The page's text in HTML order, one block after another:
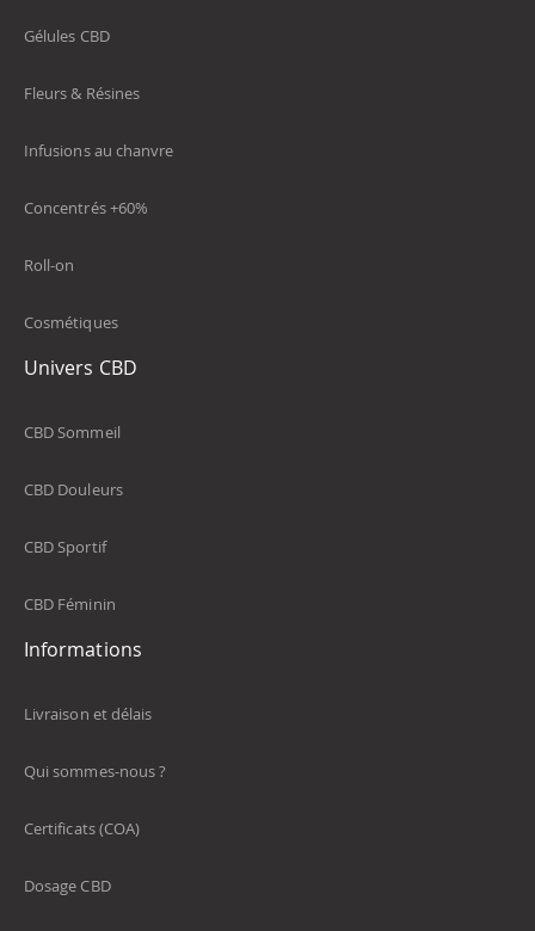
Gélules CBD
Fleurs & Résines
Infusions au chanvre
Concentrés +60%
Roll-on
Cosmétiques
Univers CBD
CBD Sommeil
CBD Douleurs
CBD Sportif
CBD Féminin
Informations
Livraison et délais
Qui sommes-nous ?
Certificats (COA)
Dosage CBD